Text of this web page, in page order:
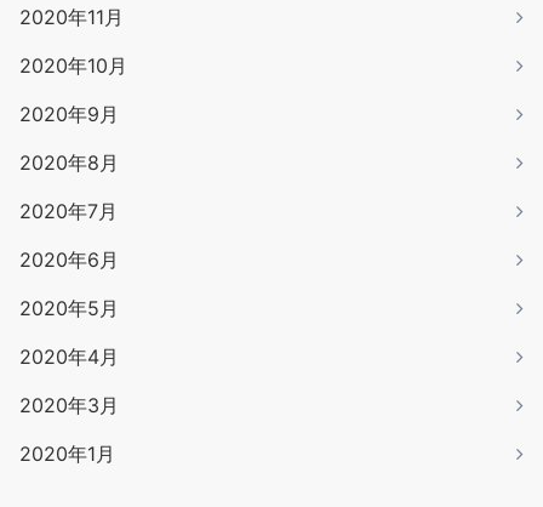
2020年11月
2020年10月
2020年9月
2020年8月
2020年7月
2020年6月
2020年5月
2020年4月
2020年3月
2020年1月